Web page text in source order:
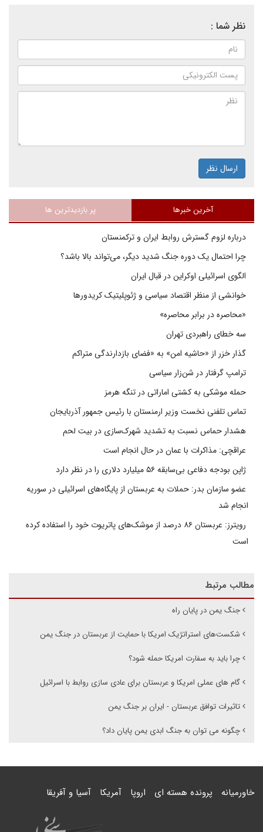
نظر شما :
ارسال نظر
آخرین خبرها پر بازدیدترین ها
درباره لزوم گسترش روابط ایران و ترکمنستان
چرا احتمال یک دوره جنگ شدید دیگر، می‌تواند بالا باشد؟
الگوی اسرائیلی اوکراین در قبال ایران
خوانشی از منظر اقتصاد سیاسی و ژئوپلیتیک کریدورها
«محاصره در برابر محاصره»
سه خطای راهبردی تهران
گذار خزر از «حاشیه امن» به «فضای بازدارندگی متراکم
ترامپ گرفتار در شن‌زار سیاسی
حمله موشکی به کشتی اماراتی در تنگه هرمز
تماس تلفنی نخست وزیر ارمنستان با رئیس جمهور آذربایجان
هشدار حماس نسبت به تشدید شهرک‌سازی در بیت‌ لحم
عراقچی: مذاکرات با عمان در حال انجام است
ژاپن بودجه دفاعی بی‌سابقه ۵۶ میلیارد دلاری را در نظر دارد
عضو سازمان بدر: حملات به عربستان از پایگاه‌های اسرائیلی در سوریه
انجام شد
رویترز: عربستان ۸۶ درصد از موشک‌های پاتریوت خود را استفاده کرده
است
مطالب مرتبط
جنگ یمن در پایان راه
شکست‌های استراتژیک امریکا با حمایت از عربستان در جنگ یمن
چرا باید به سفارت امریکا حمله شود؟
گام های عملی امریکا و عربستان برای عادی سازی روابط با اسرائیل
تاثیرات توافق عربستان - ایران بر جنگ یمن
چگونه می توان به جنگ ابدی یمن پایان داد؟
خاورمیانه پرونده هسته ای اروپا آمریکا آسیا و آفریقا